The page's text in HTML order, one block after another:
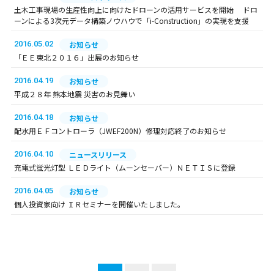
土木工事現場の生産性向上に向けたドローンの活用サービスを開始 ドロ
ーンによる3次元データ構築ノウハウで「i-Construction」の実現を支援
2016.05.02
お知らせ
「ＥＥ東北２０１６」出展のお知らせ
2016.04.19
お知らせ
平成２８年 熊本地震 災害のお見舞い
2016.04.18
お知らせ
配水用ＥＦコントローラ（JWEF200N）修理対応終了のお知らせ
2016.04.10
ニュースリリース
充電式蛍光灯型 ＬＥＤライト（ムーンセーバー）ＮＥＴＩＳに登録
2016.04.05
お知らせ
個人投資家向け ＩＲセミナーを開催いたしました。